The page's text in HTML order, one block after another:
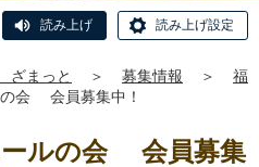
読み上げ 読み上げ設定
ざまっと ＞ 募集情報 ＞
福
会 会員募集中！
ルの会 会員募集